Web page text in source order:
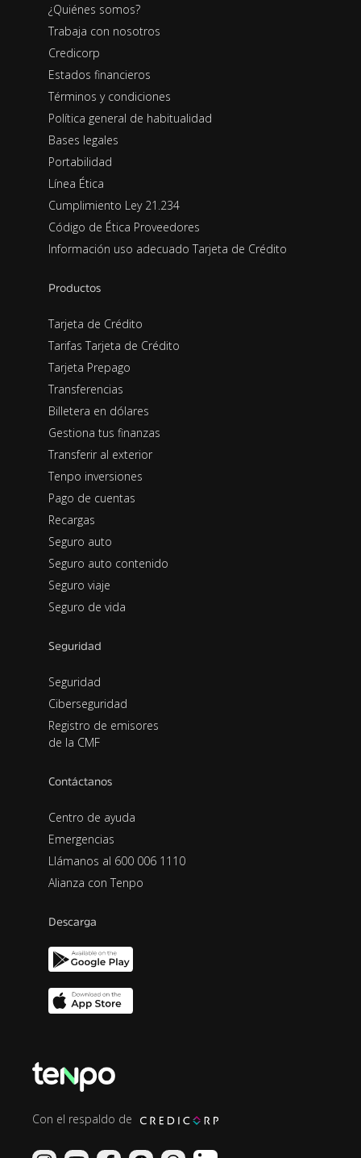
¿Quiénes somos?
Trabaja con nosotros
Credicorp
Estados financieros
Términos y condiciones
Política general de habitualidad
Bases legales
Portabilidad
Línea Ética
Cumplimiento Ley 21.234
Código de Ética Proveedores
Información uso adecuado Tarjeta de Crédito
Productos
Tarjeta de Crédito
Tarifas Tarjeta de Crédito
Tarjeta Prepago
Transferencias
Billetera en dólares
Gestiona tus finanzas
Transferir al exterior
Tenpo inversiones
Pago de cuentas
Recargas
Seguro auto
Seguro auto contenido
Seguro viaje
Seguro de vida
Seguridad
Seguridad
Ciberseguridad
Registro de emisores
de la CMF
Contáctanos
Centro de ayuda
Emergencias
Llámanos al 600 006 1110
Alianza con Tenpo
Descarga
Con el respaldo de